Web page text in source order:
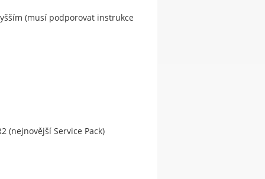
(musí podporovat instrukce
(nejnovější Service Pack)